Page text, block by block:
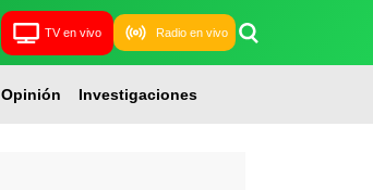
TV en vivo Radio en vivo
Opinión Investigaciones